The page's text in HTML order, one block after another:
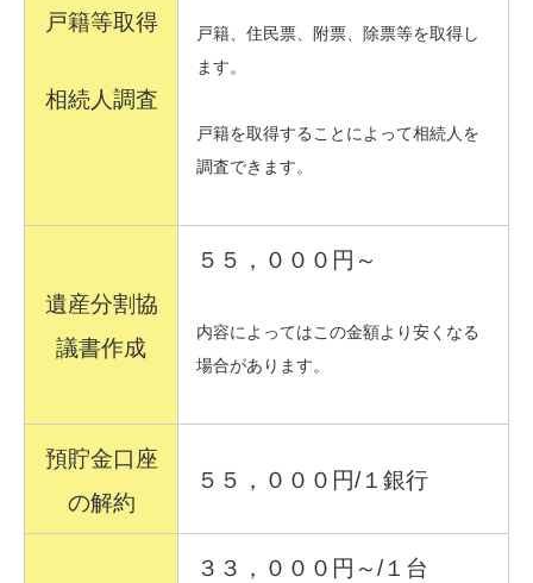
戸籍等取得
相続人調査
戸籍、住民票、附票、除票等を取得し
ます。
戸籍を取得することによって相続人を
調査できます。
遺産分割協
議書作成
５５，０００円～
内容によってはこの金額より安くなる
場合があります。
預貯金口座
の解約
５５，０００円/１銀行
３３，０００円～/１台